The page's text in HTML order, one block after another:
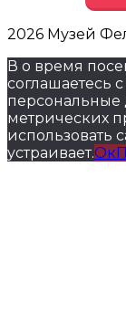
2026 Музей
В о время
соглашаетесь
персональные
метрических
использовать
устраивает.Ок